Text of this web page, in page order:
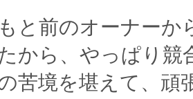
と前のオーナーか
から、やっぱり競
苦境を堪えて、頑